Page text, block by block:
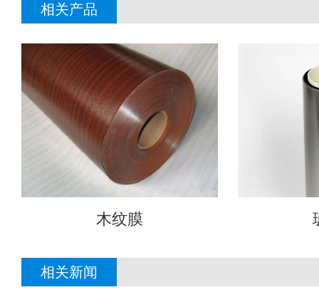
相关产品
木纹膜
相关新闻